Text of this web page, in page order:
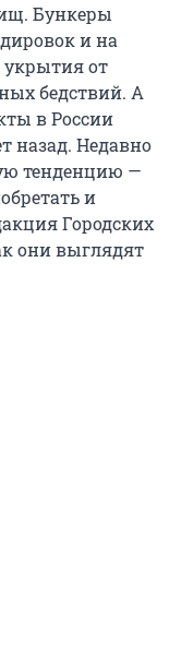
Бункеры
и на
от
бедствий. А
в России
назад. Недавно
тенденцию —
и
Городских
они выглядят